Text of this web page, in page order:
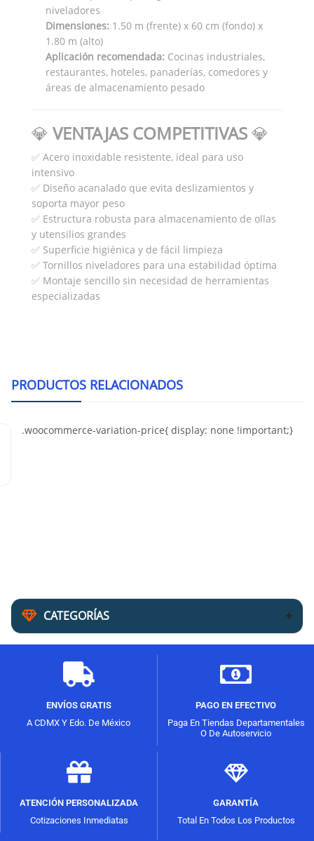
CATEGORÍAS
niveladores
Dimensiones: 1.50 m (frente) x 60 cm (fondo) x
1.80 m (alto)
Aplicación recomendada: Cocinas industriales,
restaurantes, hoteles, panaderías, comedores y
áreas de almacenamiento pesado
💎 VENTAJAS COMPETITIVAS💎
✅ Acero inoxidable resistente, ideal para uso
intensivo
✅ Diseño acanalado que evita deslizamientos y
soporta mayor peso
✅ Estructura robusta para almacenamiento de ollas
y utensilios grandes
✅ Superficie higiénica y de fácil limpieza
✅ Tornillos niveladores para una estabilidad óptima
✅ Montaje sencillo sin necesidad de herramientas
especializadas
PRODUCTOS RELACIONADOS
ENVÍOS GRATIS
A CDMX Y Edo. De México
PAGO EN EFECTIVO
Paga En Tiendas Departamentales
O De Autoservicio
ATENCIÓN PERSONALIZADA
Cotizaciones Inmediatas
GARANTÍA
Total En Todos Los Productos